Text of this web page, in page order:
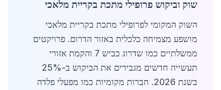
שוק וביקוש פרופילי מתכת בקריית מלאכי
השוק המקומי לפרופילי מתכת בקריית מלאכי
מושפע מצמיחה כלכלית באזור הדרום. פרויקטים
ממשלתיים כמו שדרוג כביש 7 והקמת אזורי
תעשייה חדשים מגבירים את הביקוש ב-25%
בשנת 2026. חברות מקומיות כמו מפעלי פלדה